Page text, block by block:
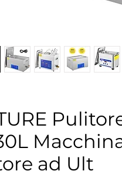
ad Ult